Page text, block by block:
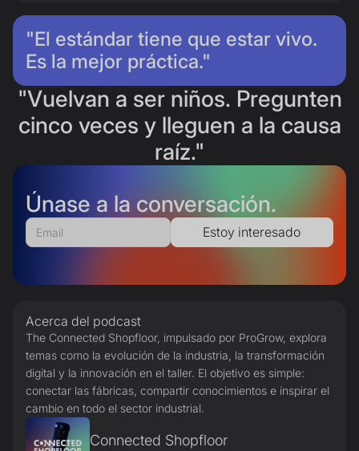
"El estándar tiene que estar vivo.
Es la mejor práctica."
"Vuelvan a ser niños. Pregunten
cinco veces y lleguen a la causa
raíz."
Únase a la conversación.
Acerca del podcast
The Connected Shopfloor, impulsado por ProGrow, explora
temas como la evolución de la industria, la transformación
digital y la innovación en el taller. El objetivo es simple:
conectar las fábricas, compartir conocimientos e inspirar el
cambio en todo el sector industrial.
Connected Shopfloor